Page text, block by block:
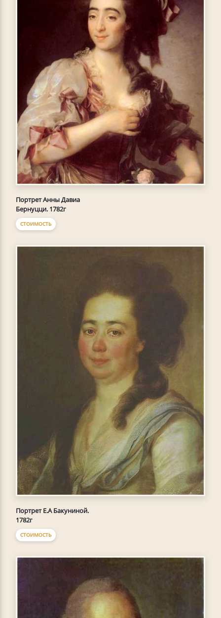
Портрет Анны Давиа
Бернуцци. 1782г
СТОИМОСТЬ
Портрет E.A Бакуниной.
1782г
СТОИМОСТЬ